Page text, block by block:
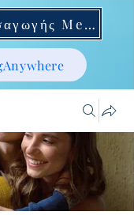
Έναρξη Εισαγωγής Mentoring